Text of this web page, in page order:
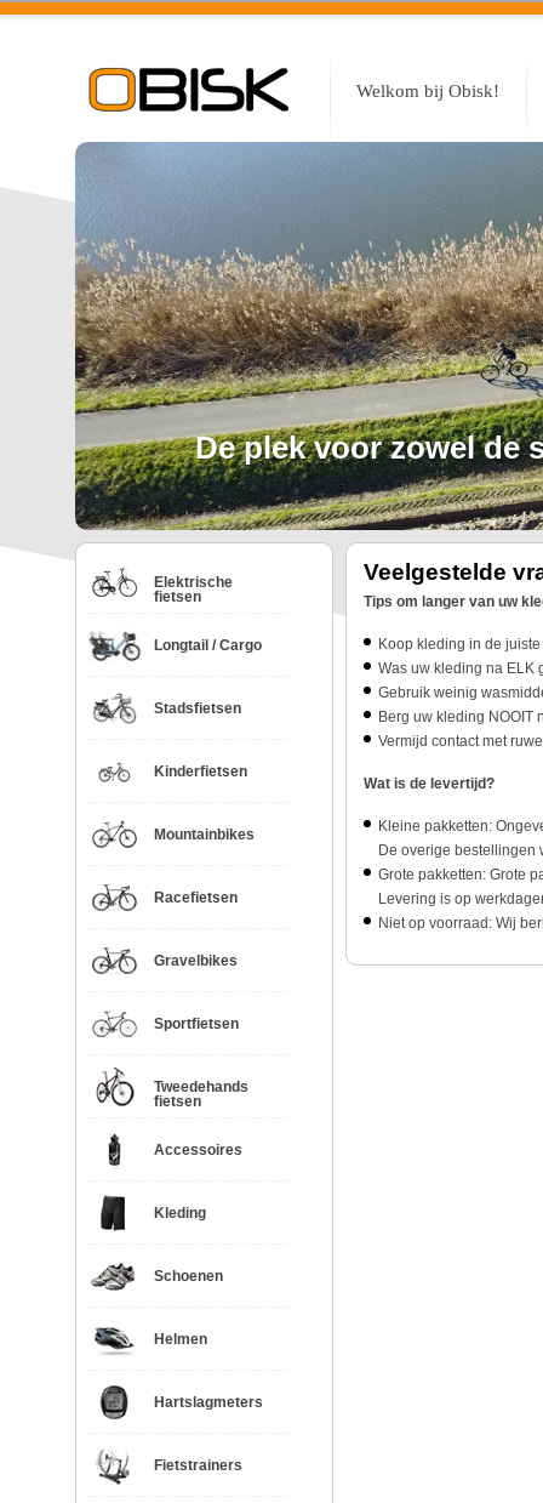
Welkom bij Obisk!
De plek voor zowel de
Elektrische
fietsen
Longtail / Cargo
Stadsfietsen
Kinderfietsen
Mountainbikes
Racefietsen
Gravelbikes
Sportfietsen
Tweedehands
fietsen
Accessoires
Kleding
Schoenen
Helmen
Hartslagmeters
Fietstrainers
Veelgestelde
Tips om langer van uw
Koop kleding in de
Was uw kleding na ELK
Gebruik weinig
Berg uw kleding NOOIT
Vermijd contact met
Wat is de levertijd?
Kleine pakketten:
De overige bestellingen
Grote pakketten: Grote
Levering is op
Niet op voorraad: Wij